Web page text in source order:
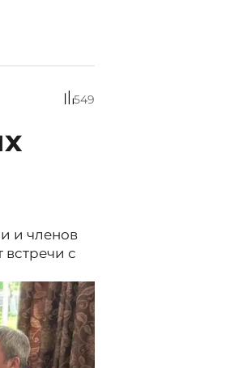
549
и членов
встречи с